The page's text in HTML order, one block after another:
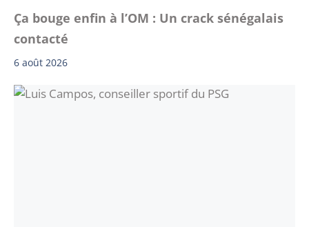
Ça bouge enfin à l’OM : Un crack sénégalais
contacté
6 août 2026